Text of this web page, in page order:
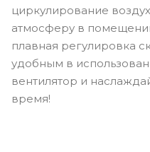
циркулирование
атмосферу в
плавная регулировка
удобным в
вентилятор и
время!